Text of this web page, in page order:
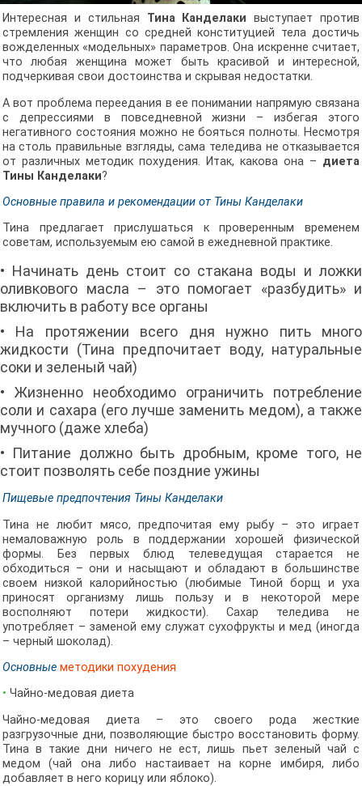
Интересная и стильная Тина Канделаки выступает против
стремления женщин со средней конституцией тела достичь
вожделенных «модельных» параметров. Она искренне считает,
что любая женщина может быть красивой и интересной,
подчеркивая свои достоинства и скрывая недостатки.
А вот проблема переедания в ее понимании напрямую связана
с депрессиями в повседневной жизни – избегая этого
негативного состояния можно не бояться полноты. Несмотря
на столь правильные взгляды, сама теледива не отказывается
от различных методик похудения. Итак, какова она – диета
Тины Канделаки?
Основные правила и рекомендации от Тины Канделаки
Тина предлагает прислушаться к проверенным временем
советам, используемым ею самой в ежедневной практике.
• Начинать день стоит со стакана воды и ложки
оливкового масла – это помогает «разбудить» и
включить в работу все органы
• На протяжении всего дня нужно пить много
жидкости (Тина предпочитает воду, натуральные
соки и зеленый чай)
• Жизненно необходимо ограничить потребление
соли и сахара (его лучше заменить медом), а также
мучного (даже хлеба)
• Питание должно быть дробным, кроме того, не
стоит позволять себе поздние ужины
Пищевые предпочтения Тины Канделаки
Тина не любит мясо, предпочитая ему рыбу – это играет
немаловажную роль в поддержании хорошей физической
формы. Без первых блюд телеведущая старается не
обходиться – они и насыщают и обладают в большинстве
своем низкой калорийностью (любимые Тиной борщ и уха
приносят организму лишь пользу и в некоторой мере
восполняют потери жидкости). Сахар теледива не
употребляет – заменой ему служат сухофрукты и мед (иногда
– черный шоколад).
Основные методики похудения
• Чайно-медовая диета
Чайно-медовая диета – это своего рода жесткие
разгрузочные дни, позволяющие быстро восстановить форму.
Тина в такие дни ничего не ест, лишь пьет зеленый чай с
медом (чай она либо настаивает на корне имбиря, либо
добавляет в него корицу или яблоко).